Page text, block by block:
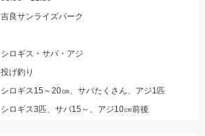
吉良サンライズパーク
シロギス・サバ・アジ
投げ釣り
シロギス15～20㎝、サバたくさん、アジ1匹
シロギス3匹、サバ15～、アジ10㎝前後